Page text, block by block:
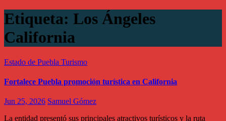
Etiqueta: Los Ángeles
California
Estado de Puebla Turismo
Fortalece Puebla promoción turística en California
Jun 25, 2026 Samuel Gómez
La entidad presentó sus principales atractivos turísticos y la ruta